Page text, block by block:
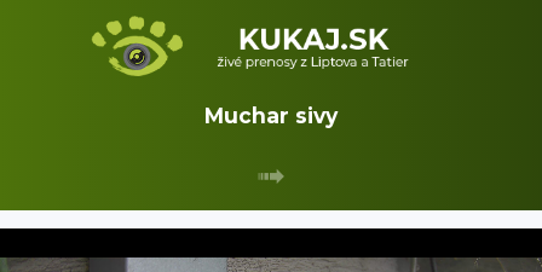
Muchar sivy
➟